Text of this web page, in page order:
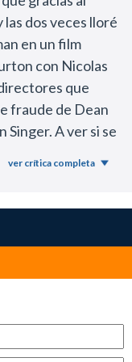
dos veces lloré
en un film
con Nicolas
que
fraude de Dean
Singer. A ver si se
el mejor Kal-El
con el
la ves en
de
previos. Ahora
queja no es ni
ver crítica completa